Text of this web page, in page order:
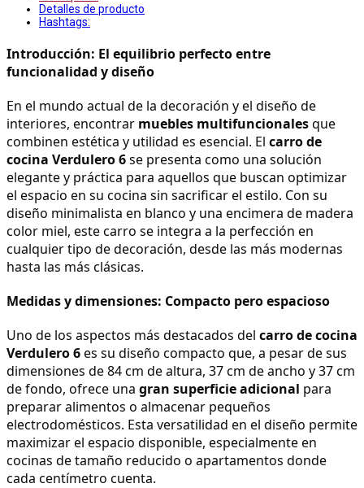
Detalles de producto
Hashtags:
Introducción: El equilibrio perfecto entre
funcionalidad y diseño
En el mundo actual de la decoración y el diseño de
interiores, encontrar muebles multifuncionales que
combinen estética y utilidad es esencial. El carro de
cocina Verdulero 6 se presenta como una solución
elegante y práctica para aquellos que buscan optimizar
el espacio en su cocina sin sacrificar el estilo. Con su
diseño minimalista en blanco y una encimera de madera
color miel, este carro se integra a la perfección en
cualquier tipo de decoración, desde las más modernas
hasta las más clásicas.
Medidas y dimensiones: Compacto pero espacioso
Uno de los aspectos más destacados del carro de cocina
Verdulero 6 es su diseño compacto que, a pesar de sus
dimensiones de 84 cm de altura, 37 cm de ancho y 37 cm
de fondo, ofrece una gran superficie adicional para
preparar alimentos o almacenar pequeños
electrodomésticos. Esta versatilidad en el diseño permite
maximizar el espacio disponible, especialmente en
cocinas de tamaño reducido o apartamentos donde
cada centímetro cuenta.